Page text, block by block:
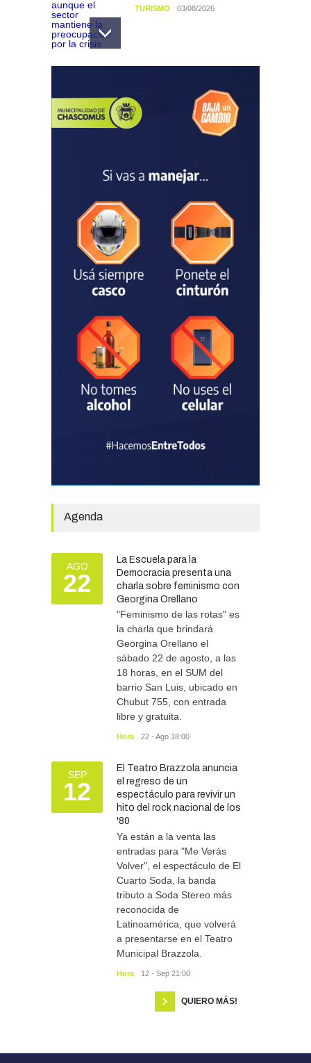
TURISMO 03/08/2026
hidrometeorológica para
fortalecer el monitoreo y la
prevención ante eventos
calefacción para el reinicio
de las clases tras una obra
de emergencia financiada
por la Municipalidad
30/07/2026
Avanza el proceso
licitatorio para las obras de
infraestructura en las
escuelas Técnica N° 1 y
Especial N° 501
OBRAS Y SERVICIOS 29/07/2026
más de 304 millones de
asistencia y prevención
SEGURIDAD 06/08/2026
Agenda
AGO
22
La Escuela para la
Democracia presenta una
charla sobre feminismo con
Georgina Orellano
"Feminismo de las rotas" es
la charla que brindará
Georgina Orellano el
sábado 22 de agosto, a las
18 horas, en el SUM del
barrio San Luis, ubicado en
Chubut 755, con entrada
libre y gratuita.
Hora 22 - Ago 18:00
SEP
12
El Teatro Brazzola anuncia
el regreso de un
espectáculo para revivir un
hito del rock nacional de los
'80
Ya están a la venta las
entradas para "Me Verás
Volver", el espectáculo de El
Cuarto Soda, la banda
tributo a Soda Stereo más
reconocida de
Latinoamérica, que volverá
a presentarse en el Teatro
Municipal Brazzola.
Hora 12 - Sep 21:00
QUIERO MÁS!